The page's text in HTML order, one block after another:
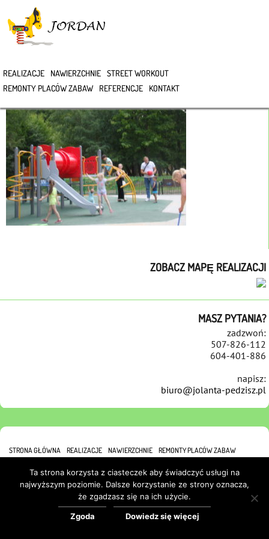
REALIZACJE NAWIERZCHNIE STREET WORKOUT
REMONTY PLACÓW ZABAW
REFERENCJE KONTAKT
DSC01777
ZOBACZ MAPĘ REALIZACJI
MASZ PYTANIA?
zadzwoń:
507-826-112
604-401-886
napisz:
biuro@jolanta-pedzisz.pl
STRONA GŁÓWNA REALIZACJE NAWIERZCHNIE
REMONTY PLACÓW ZABAW
Ta strona korzysta z ciasteczek aby świadczyć usługi na
najwyższym poziomie. Dalsze korzystanie ze strony oznacza,
że zgadzasz się na ich użycie.
Zgoda Dowiedz się więcej